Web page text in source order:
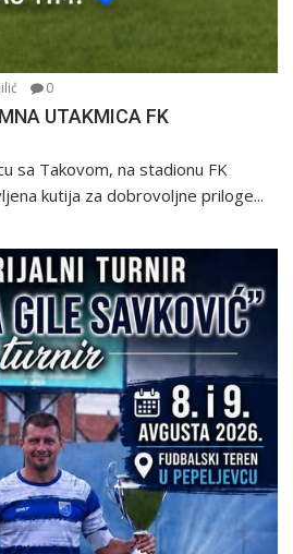
0
UTAKMICA FK
sa Takovom, na stadionu FK
kutija za dobrovoljne priloge...